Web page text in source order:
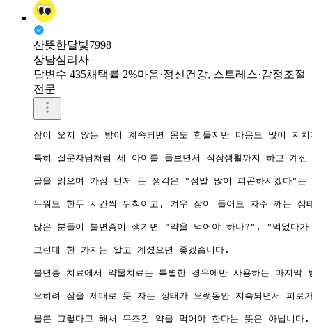
산뜻한달빛7998
상담심리사
답변수 435채택률 2%마음·정신건강, 스트레스·감정조절
전문
잠이 오지 않는 밤이 계속되면 몸도 힘들지만 마음도 많이 지
특히 질문자님처럼 세 아이를 돌보면서 직장생활까지 하고
글을 읽으며 가장 먼저 든 생각은 "정말 많이 피곤하시겠다"는
누워도 한두 시간씩 뒤척이고, 겨우 잠이 들어도 자주 깨는
많은 분들이 불면증이 생기면 "약을 먹어야 하나?", "먹었다
그런데 한 가지는 알고 계셨으면 좋겠습니다.
불면증 치료에서 약물치료는 특별한 경우에만 사용하는 마지
오히려 잠을 제대로 못 자는 상태가 오랫동안 지속되면서 피
물론 그렇다고 해서 무조건 약을 먹어야 한다는 뜻은 아닙니다.